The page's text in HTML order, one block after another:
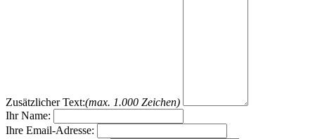
Zusätzlicher Text:(max. 1.000 Zeichen)
Ihr Name:
Ihre Email-Adresse: